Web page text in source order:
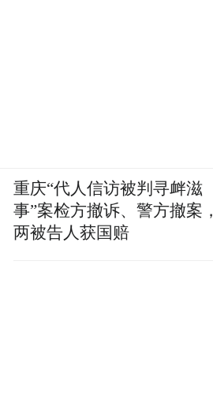
重庆“代人信访被判寻衅滋
事”案检方撤诉、警方撤案，
两被告人获国赔